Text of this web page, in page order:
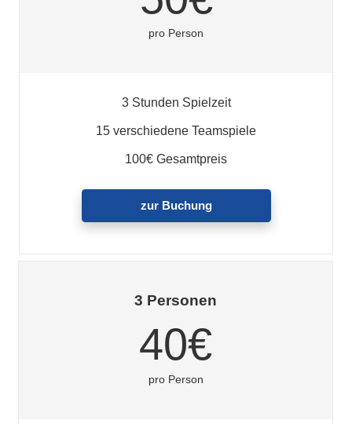
pro Person
3 Stunden Spielzeit
15 verschiedene Teamspiele
100€ Gesamtpreis
zur Buchung
3 Personen
40€
pro Person